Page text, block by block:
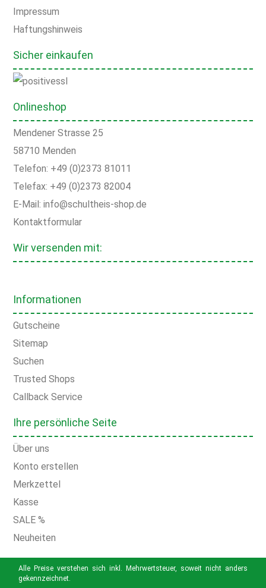
Impressum
Haftungshinweis
Sicher einkaufen
Onlineshop
Mendener Strasse 25
58710 Menden
Telefon: +49 (0)2373 81011
Telefax: +49 (0)2373 82004
E-Mail: info@schultheis-shop.de
Kontaktformular
Wir versenden mit:
Informationen
Gutscheine
Sitemap
Suchen
Trusted Shops
Callback Service
Ihre persönliche Seite
Über uns
Konto erstellen
Merkzettel
Kasse
SALE %
Neuheiten
Alle Preise verstehen sich inkl. Mehrwertsteuer, soweit nicht anders
gekennzeichnet.